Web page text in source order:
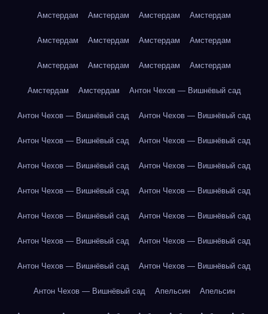
Амстердам Амстердам Амстердам Амстердам
Амстердам Амстердам Амстердам Амстердам
Амстердам Амстердам Амстердам Амстердам
Амстердам Амстердам Антон Чехов — Вишнёвый сад
Антон Чехов — Вишнёвый сад Антон Чехов — Вишнёвый сад
Антон Чехов — Вишнёвый сад Антон Чехов — Вишнёвый сад
Антон Чехов — Вишнёвый сад Антон Чехов — Вишнёвый сад
Антон Чехов — Вишнёвый сад Антон Чехов — Вишнёвый сад
Антон Чехов — Вишнёвый сад Антон Чехов — Вишнёвый сад
Антон Чехов — Вишнёвый сад Антон Чехов — Вишнёвый сад
Антон Чехов — Вишнёвый сад Антон Чехов — Вишнёвый сад
Антон Чехов — Вишнёвый сад Апельсин Апельсин